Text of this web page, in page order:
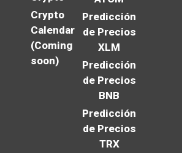
Crypto
Calendar
(Coming
soon)
Predicción
de Precios
XLM
Predicción
de Precios
BNB
Predicción
de Precios
TRX